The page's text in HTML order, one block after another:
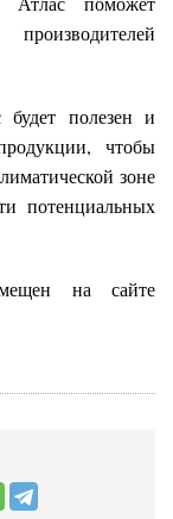
будет полезен и
чтобы
зоне
потенциальных
на сайте